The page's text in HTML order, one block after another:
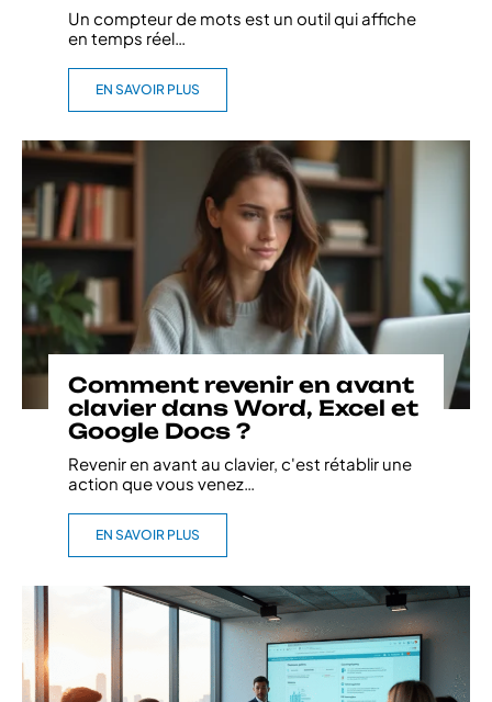
Un compteur de mots est un outil qui affiche
en temps réel…
EN SAVOIR PLUS
Comment revenir en avant
clavier dans Word, Excel et
Google Docs ?
Revenir en avant au clavier, c'est rétablir une
action que vous venez
EN SAVOIR PLUS